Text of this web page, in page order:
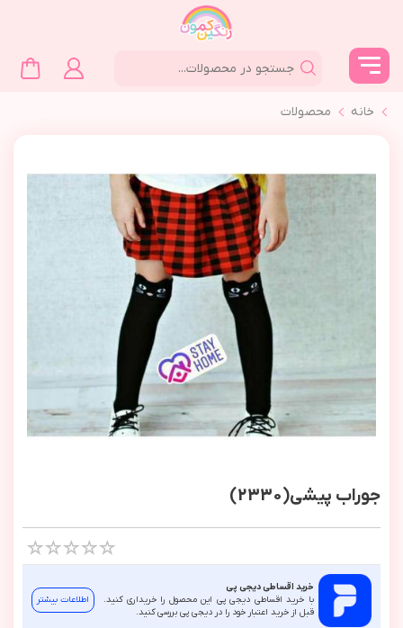
خانه محصولات
جوراب پیشی(2330)
خرید اقساطی دیجی پی
با خرید اقساطی دیجی پی این محصول را خریداری کنید.
قبل از خرید اعتبار خود را در دیجی پی بررسی کنید.
اطلاعات بیشتر